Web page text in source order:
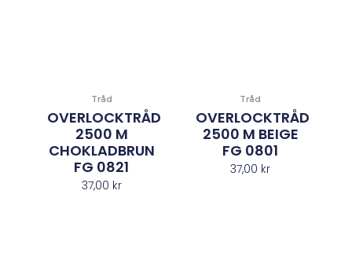
Tråd
OVERLOCKTRÅD
2500 M
CHOKLADBRUN
FG 0821
37,00 kr
Tråd
OVERLOCKTRÅD
2500 M BEIGE
FG 0801
37,00 kr